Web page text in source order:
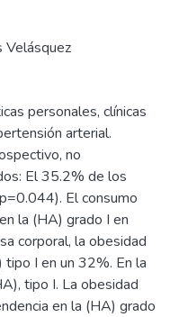
Velásquez
personales, clínicas
arterial.
no
El 35.2% de los
El consumo
la (HA) grado I en
corporal, la obesidad
tipo I en un 32%. En la
tipo I. La obesidad
en la (HA) grado